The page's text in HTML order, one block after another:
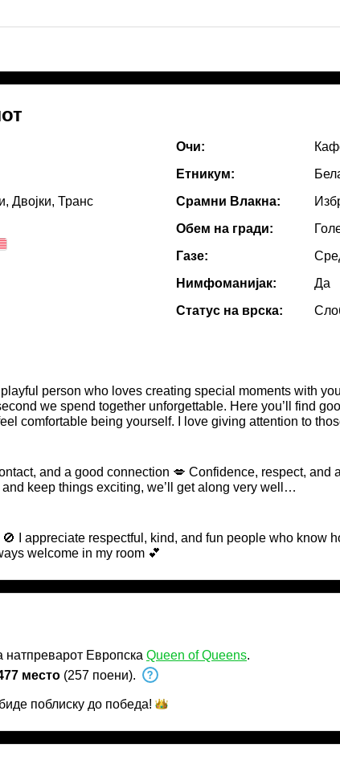
Двојки, Транс
Очи:
Етникум:
Срамни Влакна:
Обем на гради:
Газе:
Нимфоманијак:
Да
Статус на врска:
person who loves creating special moments with
Here you’ll find good vibes, positive energy, and a
comfortable being yourself. I love giving attention to
and a good connection 💋 Confidence, respect, and
keep things exciting, we’ll get along very well…
I appreciate respectful, kind, and fun people who know
welcome in my room 💕
натпреварот Европска Queen of Queens.
место (257 поени).
поблиску до победа!